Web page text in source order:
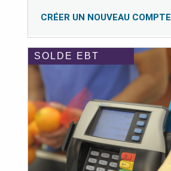
CRÉER UN NOUVEAU COMPTE
SOLDE EBT